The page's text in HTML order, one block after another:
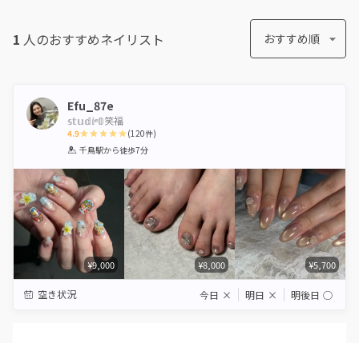
1 人のおすすめネイリスト おすすめ順
Efu_87e
𝕤𝕥𝕦𝕕𝕚ᵉ𝟘笑福
4.9
1 2 3 4 5
(120件)
千鳥駅から徒歩7分
¥9,000 ¥8,000 ¥5,700
空き状況 今日 × 明日 × 明後日 ◯